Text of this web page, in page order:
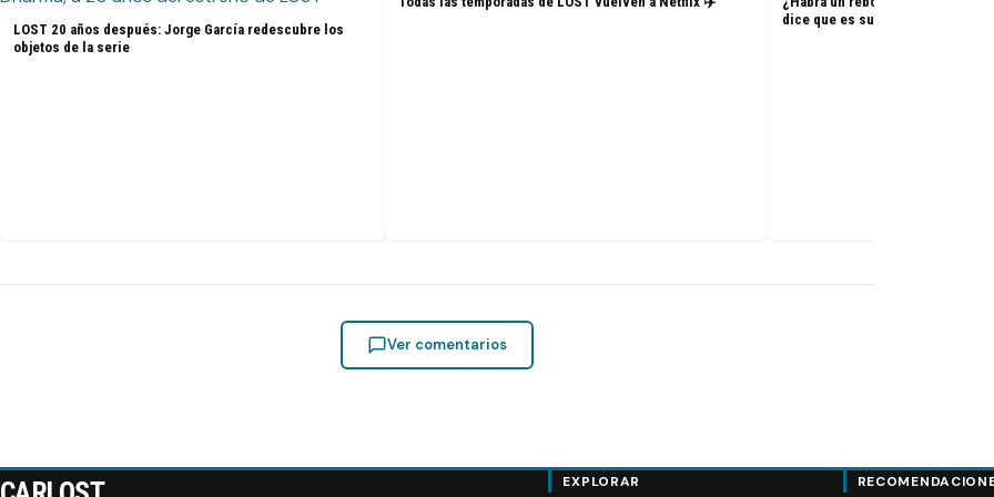
LOST 20 años después: Jorge García redescubre los
objetos de la serie
dice que es su sueño
Ver comentarios
EXPLORAR